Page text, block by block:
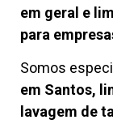
em geral e
para
Somos
em Santos,
lavagem de